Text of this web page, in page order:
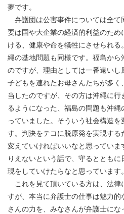
夢です。
弁護団は公害事件については全て
要は国や大企業の経済的利益のた
ける、健康や命を犠牲にさせられ
縄の基地問題も同様です。福島か
のですが、理由としては一番遠いし
子どもを連れたお母さんたちが多
当したのですが、その方は沖縄に行
るようになった、福島の問題も沖
っていました。そういう社会構造
す。判決をテコに脱原発を実現す
変えていければいいなと思ってい
りえないという話で、守るととも
現をしていけたらなと思っています。
これを見て頂いている方は、法律
すが、本当に弁護士の仕事は魅力
さんの力を、みなさんが弁護士に